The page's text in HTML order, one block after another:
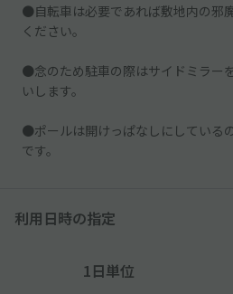
●自転車は必要であれば敷地内の邪
ください。
●念のため駐車の際はサイドミラー
いします。
●ポールは開けっぱなしにしている
です。
利用日時の指定
1日単位